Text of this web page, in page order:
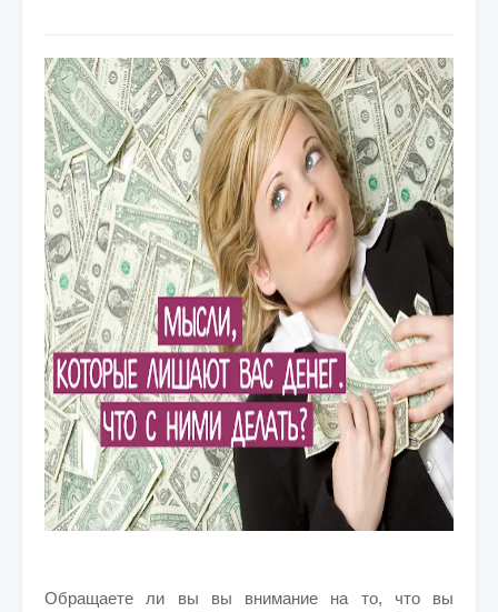
Обращаете ли вы вы внимание на то, что вы